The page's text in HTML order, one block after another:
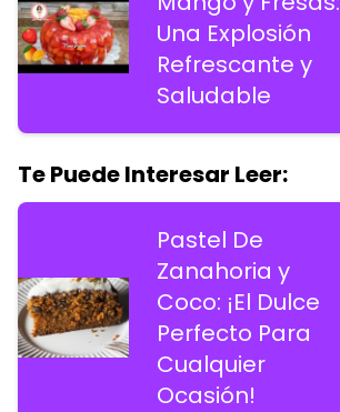
Una Explosión
Refrescante y
Saludable
Te Puede Interesar Leer:
Pastel De
Zanahoria y
Coco: ¡El Dulce
Perfecto Para
Cualquier
Ocasión!